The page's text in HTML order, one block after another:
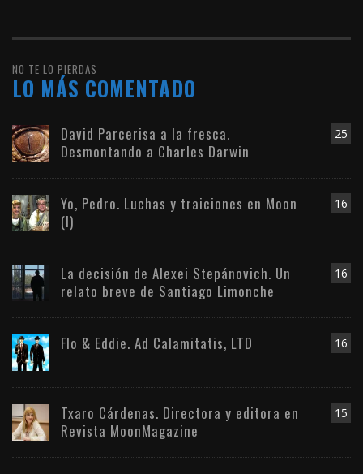
NO TE LO PIERDAS
LO MÁS COMENTADO
25
David Parcerisa a la fresca.
Desmontando a Charles Darwin
16
Yo, Pedro. Luchas y traiciones en Moon
(I)
16
La decisión de Alexei Stepánovich. Un
relato breve de Santiago Limonche
16
Flo & Eddie. Ad Calamitatis, LTD
15
Txaro Cárdenas. Directora y editora en
Revista MoonMagazine